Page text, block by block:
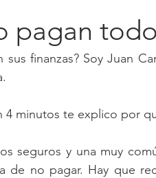
pagan
finanzas? Soy Juan
4 minutos te explico por
seguros y una muy
de no pagar. Hay que